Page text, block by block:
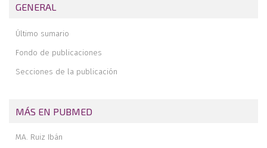
defects
for the treatment of chronic acromioclavicular dislocations
Simultaneous but different damage to both posterior meniscus
trauma. Presentation of a case
GENERAL
Último sumario
Fondo de publicaciones
Secciones de la publicación
MÁS EN PUBMED
MA. Ruiz Ibán